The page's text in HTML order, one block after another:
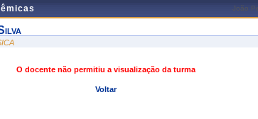
João
O docente não permitiu a visualização da turma
Voltar